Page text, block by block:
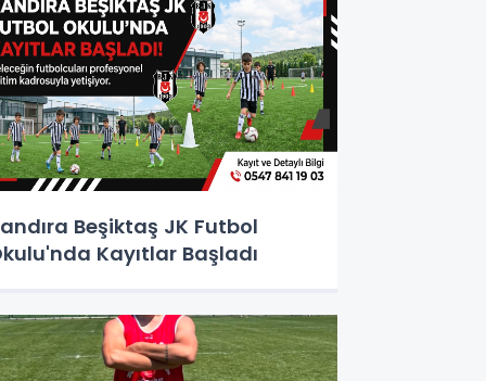
Beşiktaş JK Futbol
Kayıtlar Başladı